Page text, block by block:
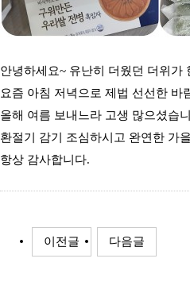
안녕하세요~ 유난히 더웠던 더위가
요즘 아침 저녁으로 제법 선선한 바
올해 여름 보내느라 고생 많으셨습
환절기 감기 조심하시고 완연한 가
항상 감사합니다.
이전글 다음글